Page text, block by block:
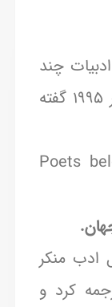
چند
سال پیش، در مصاحبه‌ای در اکتبر ۱۹۹۵ گفته
Poets
ادب منکر
کرد و